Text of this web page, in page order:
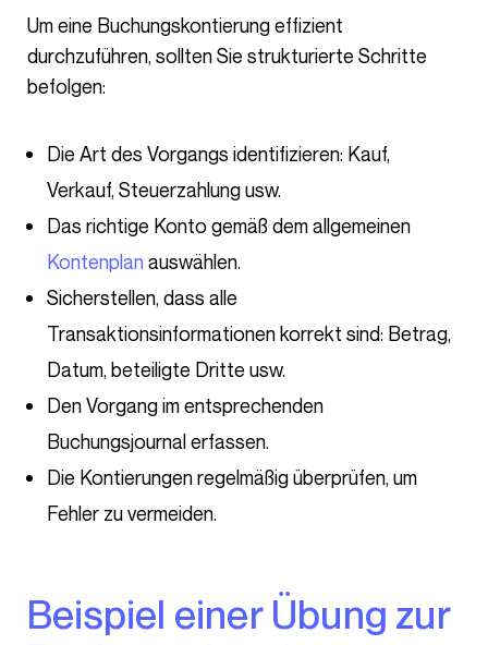
Um eine Buchungskontierung effizient
durchzuführen, sollten Sie strukturierte Schritte
befolgen:
Die Art des Vorgangs identifizieren: Kauf,
Verkauf, Steuerzahlung usw.
Das richtige Konto gemäß dem allgemeinen
Kontenplan auswählen.
Sicherstellen, dass alle
Transaktionsinformationen korrekt sind: Betrag,
Datum, beteiligte Dritte usw.
Den Vorgang im entsprechenden
Buchungsjournal erfassen.
Die Kontierungen regelmäßig überprüfen, um
Fehler zu vermeiden.
Beispiel einer Übung zur